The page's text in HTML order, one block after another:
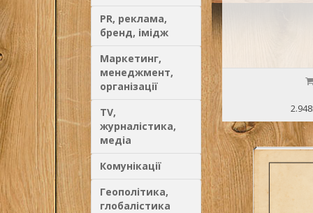
PR, реклама,
бренд, імідж
Маркетинг,
менеджмент,
організації
TV,
журналістика,
медіа
Комунікації
Геополітика,
глобалістика